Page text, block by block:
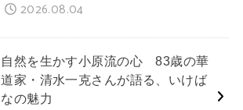
2026.08.04
自然を生かす小原流の心 83歳の華
道家・清水一克さんが語る、いけば
なの魅力